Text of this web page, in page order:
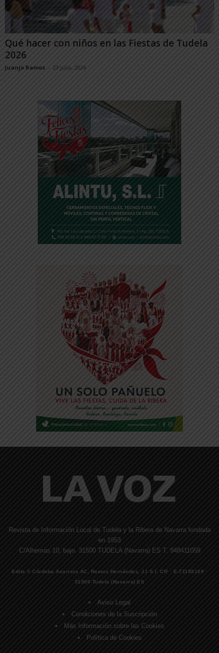
Qué hacer con niños en las Fiestas de Tudela
2026
Juanjo Ramos - 23 julio, 2026
Revista de Información Local de Tudela y la Ribera de Navarra fundada
en 1953
C/Alhemas 10, bajo. 31500 TUDELA (Navarra) ES T. 948411059
Edita © Córdoba Acarreta AC, Ramos Hernández, JJ S.I. CIF · E-71185169 ·
31500 Tudela (Navarra) ES
Aviso Legal
Condiciones de la Suscripción
Más Información sobre las Cookies
Política de Cookies